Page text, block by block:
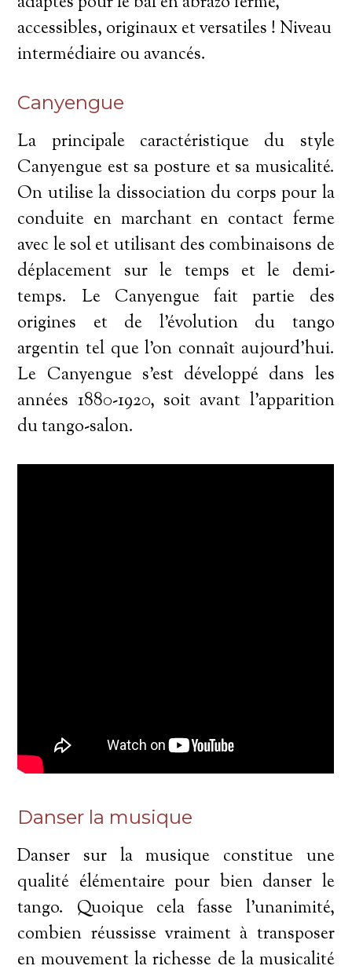
accessibles, originaux et versatiles ! Niveau
intermédiaire ou avancés.
Canyengue
La principale caractéristique du style
Canyengue est sa posture et sa musicalité.
On utilise la dissociation du corps pour la
conduite en marchant en contact ferme
avec le sol et utilisant des combinaisons de
déplacement sur le temps et le demi-
temps. Le Canyengue fait partie des
origines et de l'évolution du tango
argentin tel que l'on connaît aujourd'hui.
Le Canyengue s'est développé dans les
années 1880-1920, soit avant l'apparition
du tango-salon.
Danser la musique
Danser sur la musique constitue une
qualité élémentaire pour bien danser le
tango. Quoique cela fasse l'unanimité,
combien réussisse vraiment à transposer
en mouvement la richesse de la musicalité